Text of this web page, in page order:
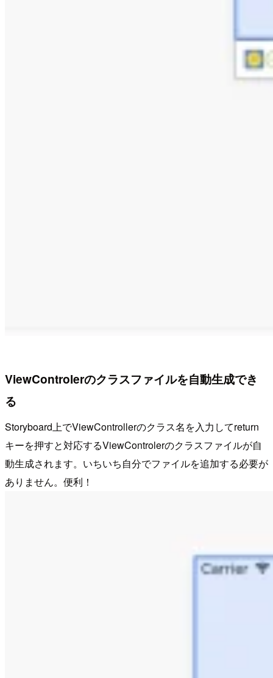
ViewControlerのクラスファイルを自動生成でき
る
Storyboard上でViewControllerのクラス名を入力してreturn
キーを押すと対応するViewControlerのクラスファイルが自
動生成されます。いちいち自分でファイルを追加する必要が
ありません。便利！